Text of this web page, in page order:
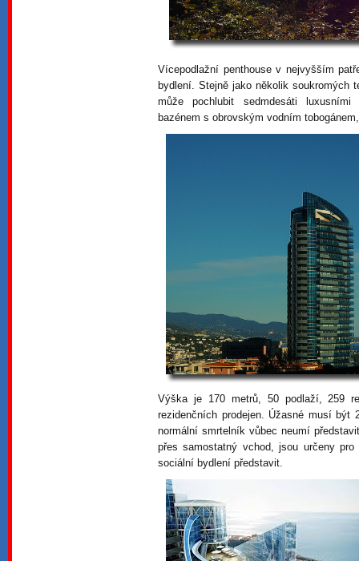
Vícepodlažní penthouse v nejvyšším
bydlení. Stejně jako několik soukromých
může pochlubit sedmdesáti
bazénem s obrovským vodním
Výška je 170 metrů, 50 podlaží, 259
rezidenčních prodejen. Úžasné musí být
normální smrtelník vůbec neumí
přes samostatný vchod, jsou určeny
sociální bydlení představit.